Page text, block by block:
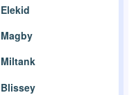
Elekid
Magby
Miltank
Blissey